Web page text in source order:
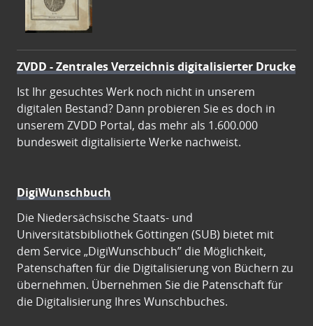
ZVDD - Zentrales Verzeichnis digitalisierter Drucke
Ist Ihr gesuchtes Werk noch nicht in unserem
digitalen Bestand? Dann probieren Sie es doch in
unserem ZVDD Portal, das mehr als 1.600.000
bundesweit digitalisierte Werke nachweist.
DigiWunschbuch
Die Niedersächsische Staats- und
Universitätsbibliothek Göttingen (SUB) bietet mit
dem Service „DigiWunschbuch” die Möglichkeit,
Patenschaften für die Digitalisierung von Büchern zu
übernehmen. Übernehmen Sie die Patenschaft für
die Digitalisierung Ihres Wunschbuches.